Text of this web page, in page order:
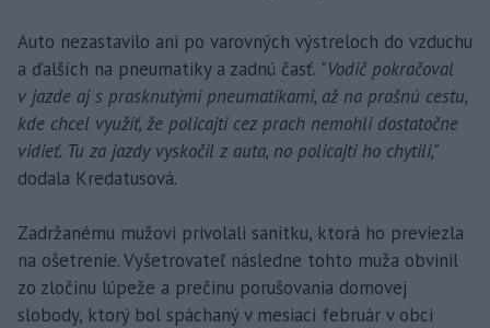
Auto nezastavilo ani po varovných výstreloch do vzduchu
a ďalších na pneumatiky a zadnú časť. "Vodič pokračoval
v jazde aj s prasknutými pneumatikami, až na prašnú cestu,
kde chcel využiť, že policajti cez prach nemohli dostatočne
vidieť. Tu za jazdy vyskočil z auta, no policajti ho chytili,"
dodala Kredatusová.
Zadržanému mužovi privolali sanitku, ktorá ho previezla
na ošetrenie. Vyšetrovateľ následne tohto muža obvinil
zo zločinu lúpeže a prečinu porušovania domovej
slobody, ktorý bol spáchaný v mesiaci február v obci